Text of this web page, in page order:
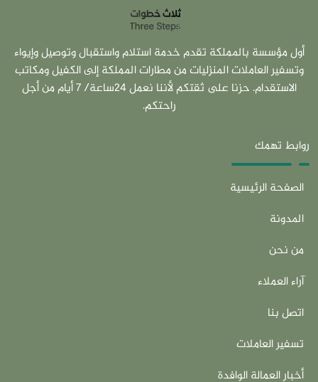
أول مؤسسة بالمملكة تقدم خدمة استلام واستقبال وتوصيل وإيواء
وتسفير العاملات المنزليات من مطارات المملكة إلى الكفيل ومكاتب
الاستقدام. حزنا على ثقتكم لأننا نعمل 24ساعة/ 7 أيام من أجل
راحتكم.
روابط تهمك
الصفحة الرئيسية
المدونة
من نحن
آراء العملاء
اتصل بنا
تسفير العاملات
أخبار العمالة الوافدة